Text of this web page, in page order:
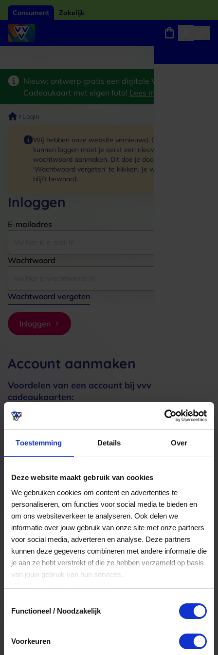
Toestemming Details Over
Deze website maakt gebruik van cookies
We gebruiken cookies om content en advertenties te
personaliseren, om functies voor social media te bieden en
om ons websiteverkeer te analyseren. Ook delen we
informatie over jouw gebruik van onze site met onze partners
voor social media, adverteren en analyse. Deze partners
kunnen deze gegevens combineren met andere informatie die
je aan ze hebt verstrekt of die ze hebben verzameld op basis
van jouw gebruik van hun services.
Functioneel / Noodzakelijk
Voorkeuren
Consument Zakelijk
Nieuw: ontwerp gratis een digitale VVV
Cadeaukaart met eigen foto! Lees meer
Login
Wij hebben onze website vernieuwd. Om in te
kunnen loggen moet je eerst een nieuw
wachtwoord aanmaken. Dit doe je door op de link
'Wachtwoord vergeten' te klikken. Je winkelmand
blijft bewaard.
Inloggen
E-mailadres
Wachtwoord
Wachtwoord vergeten
Inloggen
Account aanmaken
Voordelen van een account bij vvv
cadeaukaarten:
Meerdere adressen registreren
Een bestelling volgen
Nog veel meer...
Maak account aan